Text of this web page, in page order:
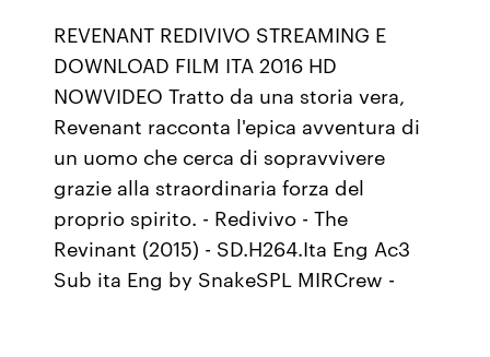
REVENANT REDIVIVO STREAMING E
DOWNLOAD FILM ITA 2016 HD
NOWVIDEO Tratto da una storia vera,
Revenant racconta l'epica avventura di
un uomo che cerca di sopravvivere
grazie alla straordinaria forza del
proprio spirito. - Redivivo - The
Revinant (2015) - SD.H264.Ita Eng Ac3
Sub ita Eng by SnakeSPL MIRCrew -